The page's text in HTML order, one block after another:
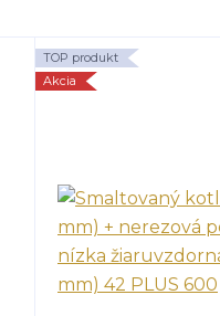
TOP produkt
Akcia